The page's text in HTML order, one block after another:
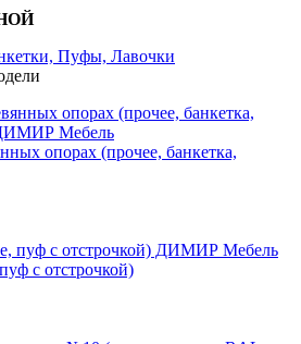
Пуфы, Лавочки
опорах (прочее, банкетка,
с отстрочкой)